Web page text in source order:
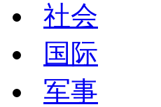
社会
国际
军事